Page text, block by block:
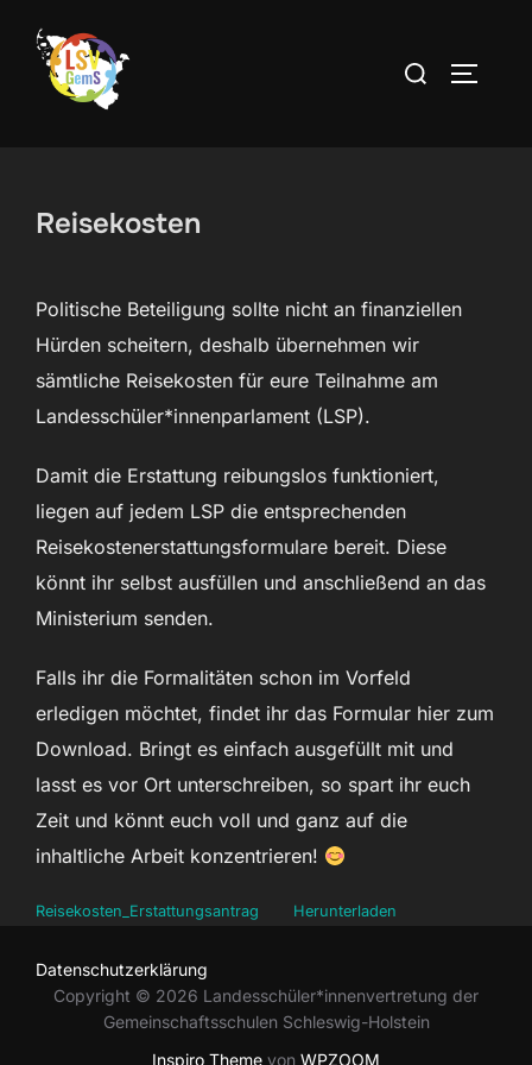
Inhalt
springen
Suchen
Reisekosten
Politische Beteiligung sollte nicht an finanziellen
Hürden scheitern, deshalb übernehmen wir
sämtliche Reisekosten für eure Teilnahme am
Landesschüler*innenparlament (LSP).
Damit die Erstattung reibungslos funktioniert,
liegen auf jedem LSP die entsprechenden
Reisekostenerstattungsformulare bereit. Diese
könnt ihr selbst ausfüllen und anschließend an das
Ministerium senden.
Falls ihr die Formalitäten schon im Vorfeld
erledigen möchtet, findet ihr das Formular hier zum
Download. Bringt es einfach ausgefüllt mit und
lasst es vor Ort unterschreiben, so spart ihr euch
Zeit und könnt euch voll und ganz auf die
inhaltliche Arbeit konzentrieren!
Reisekosten_Erstattungsantrag Herunterladen
Datenschutzerklärung
Copyright © 2026 Landesschüler*innenvertretung der
Gemeinschaftsschulen Schleswig-Holstein
Inspiro Theme von WPZOOM